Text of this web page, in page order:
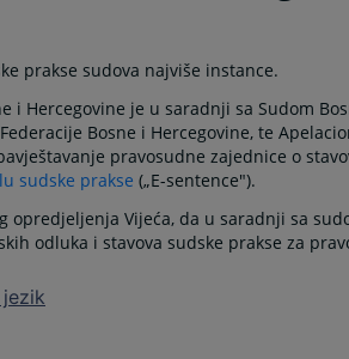
prakse sudova najviše instance.
i Hercegovine je u saradnji sa Sudom
Bosne i Hercegovine, te
pravosudne zajednice o
sudske prakse („E-sentence").
opredjeljenja Vijeća, da u saradnji sa
odluka i stavova sudske prakse za
jezik